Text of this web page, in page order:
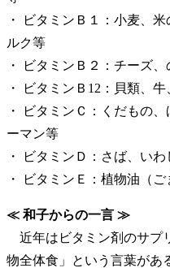
・ ビタミンＢ１：小麦、
ルク等
・ ビタミンＢ２：チーズ
・ ビタミンＢ12：貝類、
・ ビタミンＣ：くだもの
ーマン等
・ ビタミンＤ：さば、い
・ ビタミンＥ：植物油（
≪ 和子からの一言 ≫
近年はビタミン剤のサプ
物全体食」という言葉があ